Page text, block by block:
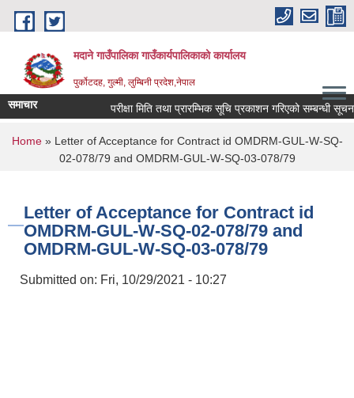
Skip to main content
मदाने गाउँपालिका गाउँकार्यपालिकाको कार्यालय
पुर्कोटदह, गुल्मी, लुम्बिनी प्रदेश,नेपाल
समाचार परीक्षा मिति तथा प्रारम्भिक सूचि प्रकाशन गरिएको सम्बन्धी सूचना
You are here
Home» Letter of Acceptance for Contract id OMDRM-GUL-W-SQ-
02-078/79 and OMDRM-GUL-W-SQ-03-078/79
Letter of Acceptance for Contract id
OMDRM-GUL-W-SQ-02-078/79 and
OMDRM-GUL-W-SQ-03-078/79
Submitted on: Fri, 10/29/2021 - 10:27